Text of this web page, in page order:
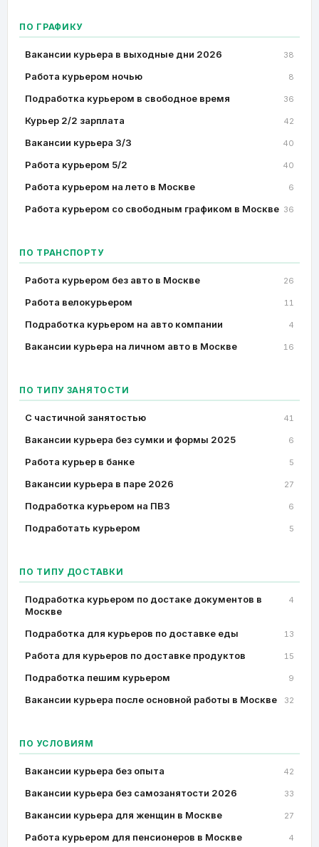
ПО ГРАФИКУ
Вакансии курьера в выходные дни 2026 38
Работа курьером ночью 8
Подработка курьером в свободное время 36
Курьер 2/2 зарплата 42
Вакансии курьера 3/3 40
Работа курьером 5/2 40
Работа курьером на лето в Москве 6
Работа курьером со свободным графиком в Москве 36
ПО ТРАНСПОРТУ
Работа курьером без авто в Москве 26
Работа велокурьером 11
Подработка курьером на авто компании 4
Вакансии курьера на личном авто в Москве 16
ПО ТИПУ ЗАНЯТОСТИ
C частичной занятостью 41
Вакансии курьера без сумки и формы 2025 6
Работа курьер в банке 5
Вакансии курьера в паре 2026 27
Подработка курьером на ПВЗ 6
Подработать курьером 5
ПО ТИПУ ДОСТАВКИ
Подработка курьером по достаке документов в
Москве
4
Подработка для курьеров по доставке еды 13
Работа для курьеров по доставке продуктов 15
Подработка пешим курьером 9
Вакансии курьера после основной работы в Москве 32
ПО УСЛОВИЯМ
Вакансии курьера без опыта 42
Вакансии курьера без самозанятости 2026 33
Вакансии курьера для женщин в Москве 27
Работа курьером для пенсионеров в Москве 4